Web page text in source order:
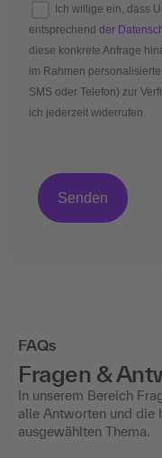
Ich willige ein, dass
entsprechend der
diese konkrete Anfrage
im Rahmen
SMS oder Telefon) zur
ich jederzeit widerrufen.
FAQs
Fragen &
In unserem Bereich
alle Antworten und die
ausgewählten Thema.